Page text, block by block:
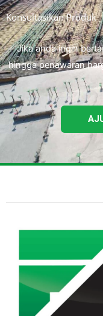
Konsultasikan Produk
Jika anda ingin
hingga penawaran